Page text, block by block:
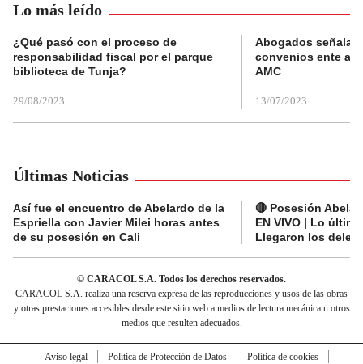
Lo más leído
¿Qué pasó con el proceso de
responsabilidad fiscal por el parque
biblioteca de Tunja?
29/08/2023
Abogados
convenios ente
AMC
13/07/2023
Últimas Noticias
Así fue el encuentro de Abelardo de la
Espriella con Javier Milei horas antes
de su posesión en Cali
🔴 Posesión
EN VIVO | Lo
Llegaron los
© CARACOL S.A. Todos los derechos reservados.
CARACOL S.A. realiza una reserva expresa de las reproducciones y usos de las obras
y otras prestaciones accesibles desde este sitio web a medios de lectura mecánica u otros
medios que resulten adecuados.
Aviso legal Política de Protección de Datos
Política de cookies